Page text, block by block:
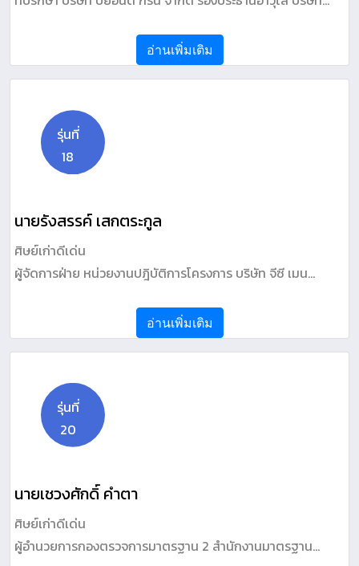
อ่านเพิ่มเติม
รุ่นที่
18
นายรังสรรค์ เสกตระกูล
ศิษย์เก่าดีเด่น
ผู้จัดการฝ่าย หน่วยงานปฎิบัติการโครงการ บริษัท จีซี เมน
อ่านเพิ่มเติม
รุ่นที่
20
นายเชวงศักดิ์ คำตา
ศิษย์เก่าดีเด่น
ผู้อำนวยการกองตรวจการมาตรฐาน 2 สำนักงานมาตรฐาน